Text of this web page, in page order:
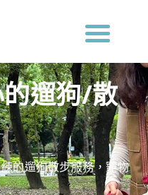
遛狗/散
的遛狗散步服務，寵物